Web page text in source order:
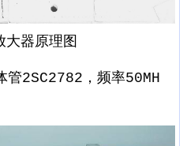
大器原理图
管2SC2782，频率50MH